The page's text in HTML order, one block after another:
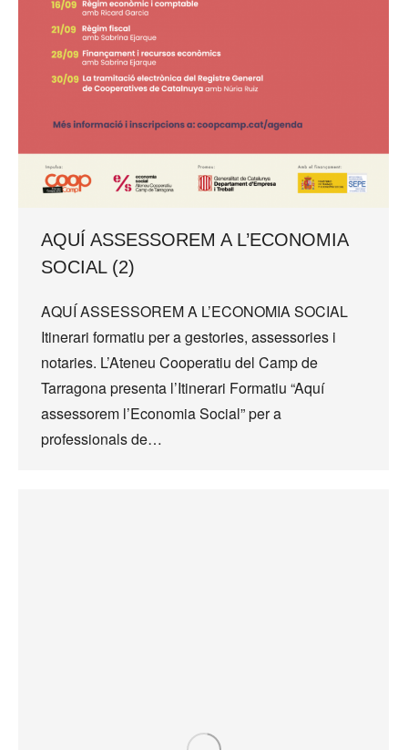
AQUÍ ASSESSOREM A L’ECONOMIA
SOCIAL (2)
AQUÍ ASSESSOREM A L’ECONOMIA SOCIAL
Itinerari formatiu per a gestories, assessories i
notaries. L’Ateneu Cooperatiu del Camp de
Tarragona presenta l’Itinerari Formatiu “Aquí
assessorem l’Economia Social” per a
professionals de…